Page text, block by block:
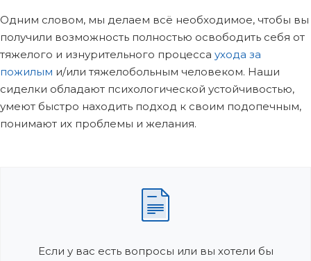
Одним словом, мы делаем всё необходимое, чтобы вы
получили возможность полностью освободить себя от
тяжелого и изнурительного процесса ухода за
пожилым и/или тяжелобольным человеком. Наши
сиделки обладают психологической устойчивостью,
умеют быстро находить подход к своим подопечным,
понимают их проблемы и желания.
Если у вас есть вопросы или вы хотели бы